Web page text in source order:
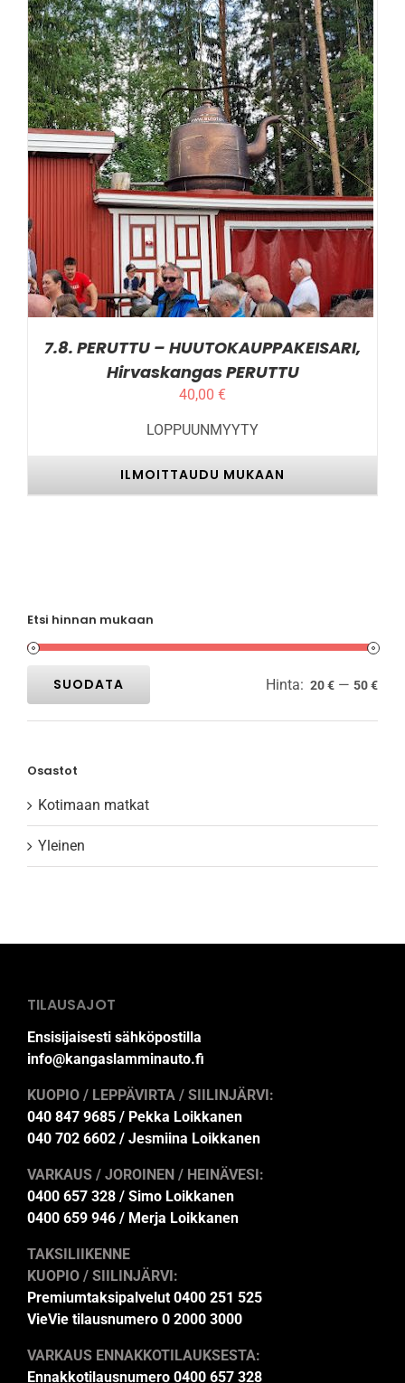
LISÄTIEDOT
7.8. PERUTTU – HUUTOKAUPPAKEISARI,
Hirvaskangas PERUTTU
40,00 €
LOPPUUNMYYTY
ILMOITTAUDU MUKAAN
Etsi hinnan mukaan
Minimihinta
Maksimihinta
SUODATA Hinta: 20 € — 50 €
Osastot
Kotimaan matkat
Yleinen
TILAUSAJOT
Ensisijaisesti sähköpostilla
info@kangaslamminauto.fi
KUOPIO / LEPPÄVIRTA / SIILINJÄRVI:
040 847 9685 / Pekka Loikkanen
040 702 6602 / Jesmiina Loikkanen
VARKAUS / JOROINEN / HEINÄVESI:
0400 657 328 / Simo Loikkanen
0400 659 946 / Merja Loikkanen
TAKSILIIKENNE
KUOPIO / SIILINJÄRVI:
Premiumtaksipalvelut 0400 251 525
VieVie tilausnumero 0 2000 3000
VARKAUS ENNAKKOTILAUKSESTA:
Ennakkotilausnumero 0400 657 328